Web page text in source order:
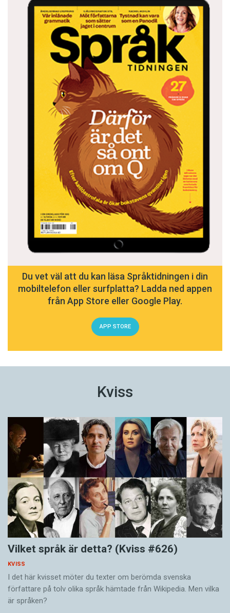
Du vet väl att du kan läsa Språktidningen i din
mobiltelefon eller surfplatta? Ladda ned appen
från App Store eller Google Play.
APP STORE
Kviss
Vilket språk är detta? (Kviss #626)
KVISS
I det här kvisset möter du texter om berömda svenska
författare på tolv olika språk hämtade från Wikipedia. Men vilka
är språken?